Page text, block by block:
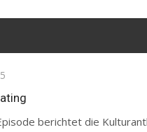
berichtet die